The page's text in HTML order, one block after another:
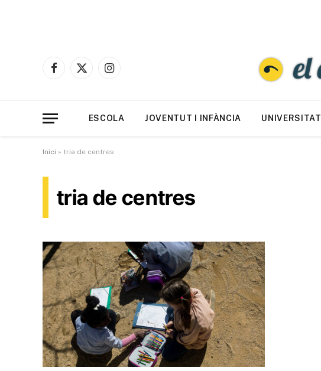
Facebook
X
Instagram
ESCOLA JOVENTUT I INFÀNCIA UNIVERSITAT
Inici » tria de centres
tria de centres